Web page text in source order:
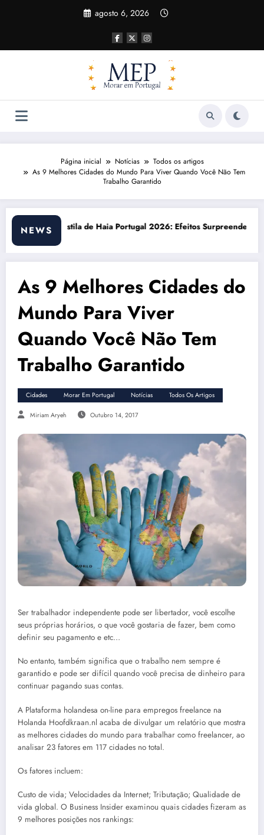
agosto 6, 2026
Página inicial Notícias
Todos os artigos
As 9 Melhores Cidades do Mundo Para Viver Quando Você Não Tem
Trabalho Garantido
NEWS
Surpreendentes e OportunidadesCusto de vida em Portugal 2026:
As 9 Melhores Cidades do
Mundo Para Viver
Quando Você Não Tem
Trabalho Garantido
Cidades Morar Em Portugal Notícias Todos Os Artigos
Miriam Aryeh Outubro 14, 2017
Ser trabalhador independente pode ser libertador, você escolhe
seus próprias horários, o que você gostaria de fazer, bem como
definir seu pagamento e etc…
No entanto, também significa que o trabalho nem sempre é
garantido e pode ser difícil quando você precisa de dinheiro para
continuar pagando suas contas.
A Plataforma holandesa on-line para empregos freelance na
Holanda Hoofdkraan.nl acaba de divulgar um relatório que mostra
as melhores cidades do mundo para trabalhar como freelancer, ao
analisar 23 fatores em 117 cidades no total.
Os fatores incluem:
Custo de vida; Velocidades da Internet; Tributação; Qualidade de
vida global. O Business Insider examinou quais cidades fizeram as
9 melhores posições nos rankings: